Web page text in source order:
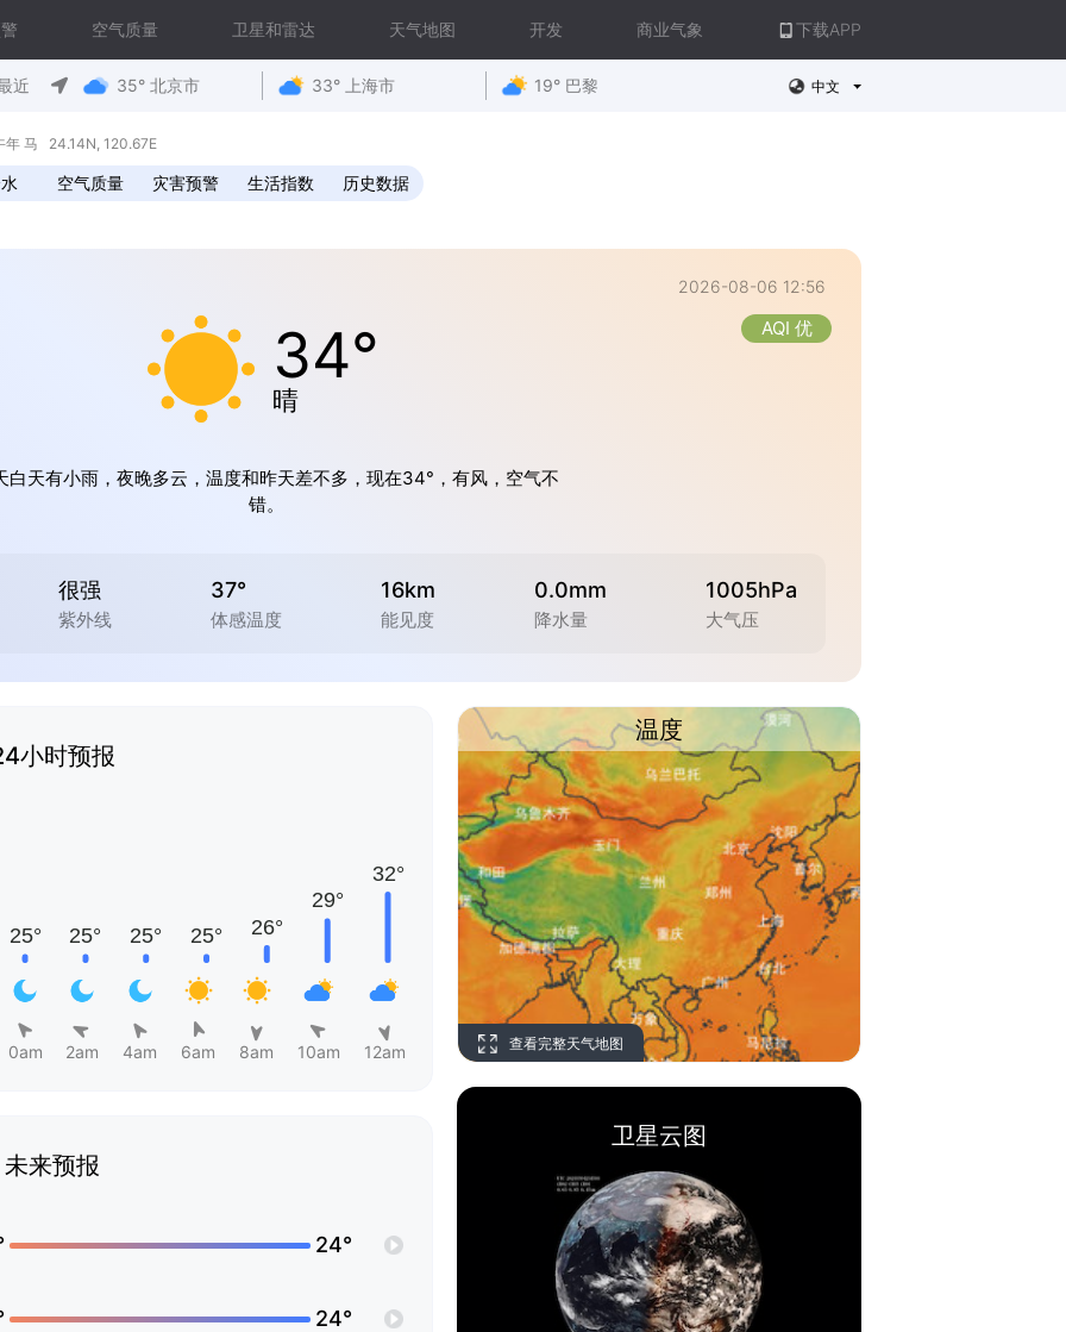
空气质量 卫星和雷达 天气地图 开发 商业气象 下载APP
近 35° 北京市 33° 上海市 19° 巴黎 中文
马 24.14N, 120.67E
空气质量 灾害预警 生活指数 历史数据
2026-08-06 12:56
34°
晴
AQI 优
白天有小雨，夜晚多云，温度和昨天差不多，现在34°，有风，空气不
错。
很强
紫外线
37°
体感温度
16km
能见度
0.0mm
降水量
1005hPa
大气压
小时预报
0am 2am 4am 6am 8am 10am 12am
未来预报
24°
24°
温度
查看完整天气地图
卫星云图